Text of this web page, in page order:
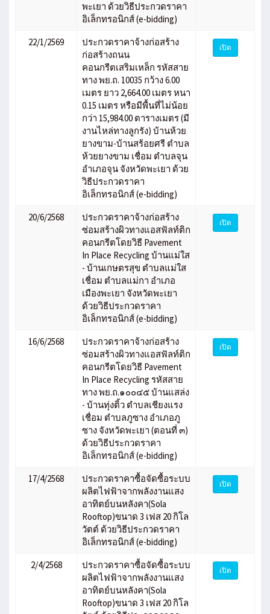
พะเยา ด้วยวิธีประกวดราคา
อิเล็กทรอนิกส์ (e-bidding)
22/1/2569
ประกวดราคาจ้างก่อสร้าง
ก่อสร้างถนน
คอนกรีตเสริมเหล็ก รหัสสาย
ทาง พย.ถ. 10035 กว้าง 6.00
เมตร ยาว 2,664.00 เมตร หนา
0.15 เมตร หรือมีพื้นที่ไม่น้อย
กว่า 15,984.00 ตารางเมตร (มี
งานไหล่ทางลูกรัง) บ้านห้วย
ยางขาม-บ้านสร้อยศรี ตำบล
ห้วยยางขาม เชื่อม ตำบลจุน
อำเภอจุน จังหวัดพะเยา ด้วย
วิธีประกวดราคา
อิเล็กทรอนิกส์ (e-bidding)
เปิด
20/6/2568
ประกวดราคาจ้างก่อสร้าง
ซ่อมสร้างผิวทางแอสฟัลท์ติก
คอนกรีตโดยวิธี Pavement
In Place Recycling บ้านแม่ใส
- บ้านเกษตรสุข ตำบลแม่ใส
เชื่อม ตำบลแม่กา อำเภอ
เมืองพะเยา จังหวัดพะเยา
ด้วยวิธีประกวดราคา
อิเล็กทรอนิกส์ (e-bidding)
เปิด
16/6/2568
ประกวดราคาจ้างก่อสร้าง
ซ่อมสร้างผิวทางแอสฟัลท์ติก
คอนกรีตโดยวิธี Pavement
In Place Recycling รหัสสาย
ทาง พย.ถ.๑๐๐๔๕ บ้านแสล่ง
- บ้านทุ่งติ้ว ตำบลเชียงแรง
เชื่อม ตำบลภูซาง อำเภอภู
ซาง จังหวัดพะเยา (ตอนที่ ๓)
ด้วยวิธีประกวดราคา
อิเล็กทรอนิกส์ (e-bidding)
เปิด
17/4/2568
ประกวดราคาซื้อจัดซื้อระบบ
ผลิตไฟฟ้าจากพลังงานแสง
อาทิตย์บนหลังคา(Sola
Rooftop)ขนาด 3 เฟส 20 กิโล
วัตต์ ด้วยวิธีประกวดราคา
อิเล็กทรอนิกส์ (e-bidding)
เปิด
2/4/2568
ประกวดราคาซื้อจัดซื้อระบบ
ผลิตไฟฟ้าจากพลังงานแสง
อาทิตย์บนหลังคา(Sola
Rooftop)ขนาด 3 เฟส 20 กิโล
เปิด